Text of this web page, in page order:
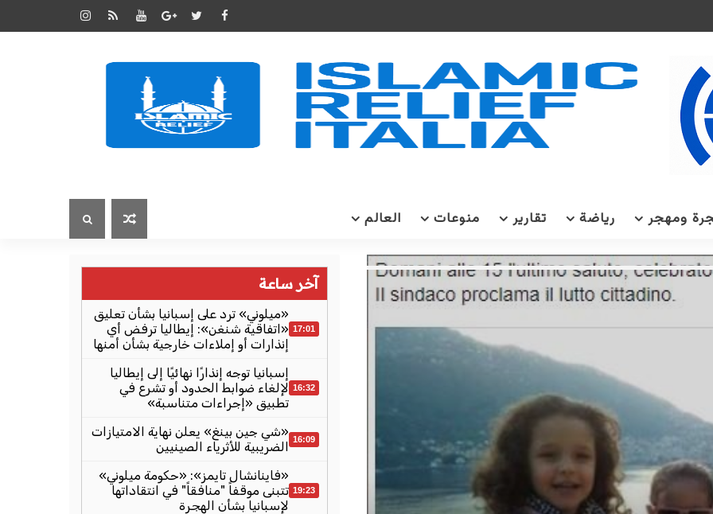
ومهجر رياضة تقارير منوعات العالم
آخر ساعة
17:01
«ميلوني» ترد على إسبانيا بشأن تعليق
«اتفاقية شنغن»: إيطاليا ترفض أي
إنذارات أو إملاءات خارجية بشأن أمنها
16:32
إسبانيا توجه إنذارًا نهائيًا إلى إيطاليا
لإلغاء ضوابط الحدود أو تشرع في
تطبيق «إجراءات متناسبة»
16:09 «شي جين بينغ» يعلن نهاية الامتيازات
الضريبية للأثرياء الصينيين
19:23
«فاينانشال تايمز»: «حكومة ميلوني»
تتبنى موقفاً "منافقاً" في انتقاداتها
لإسبانيا بشأن الهجرة